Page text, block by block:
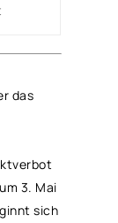
das
3. Mai
sich